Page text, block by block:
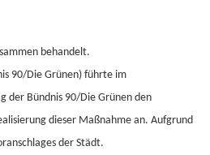
behandelt.
90/Die Grünen) führte im
der Bündnis 90/Die Grünen den
dieser Maßnahme an. Aufgrund
der Städt.